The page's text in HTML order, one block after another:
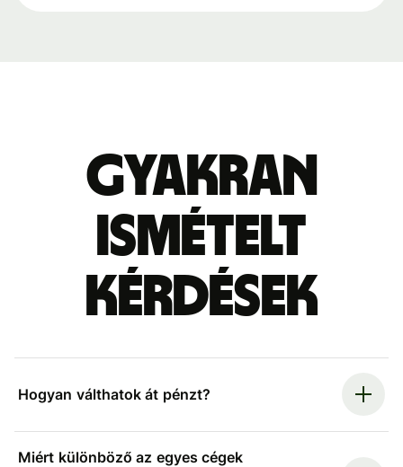
Gyakran
ismételt
kérdések
Hogyan válthatok át pénzt?
Miért különböző az egyes cégek